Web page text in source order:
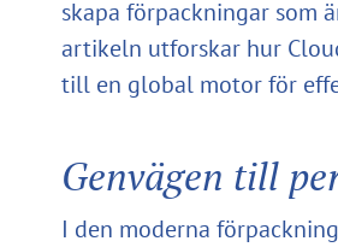
skapa förpackningar som
artikeln utforskar hur
till en global motor för
Genvägen till
I den moderna